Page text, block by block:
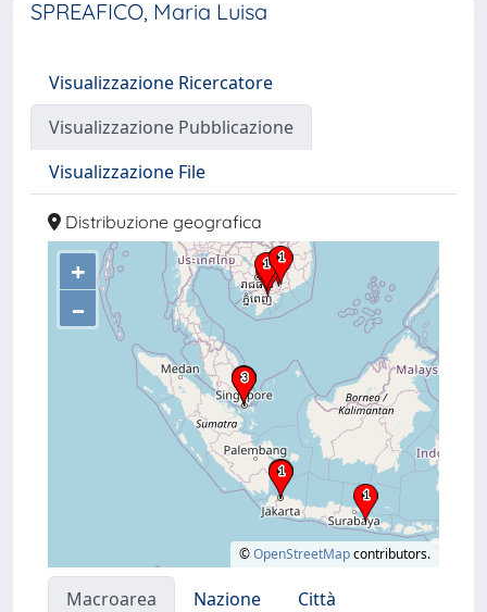
SPREAFICO, Maria Luisa
Visualizzazione Ricercatore
Visualizzazione Pubblicazione
Visualizzazione File
Distribuzione geografica
+
–
©OpenStreetMapcontributors.
Macroarea Nazione
Città